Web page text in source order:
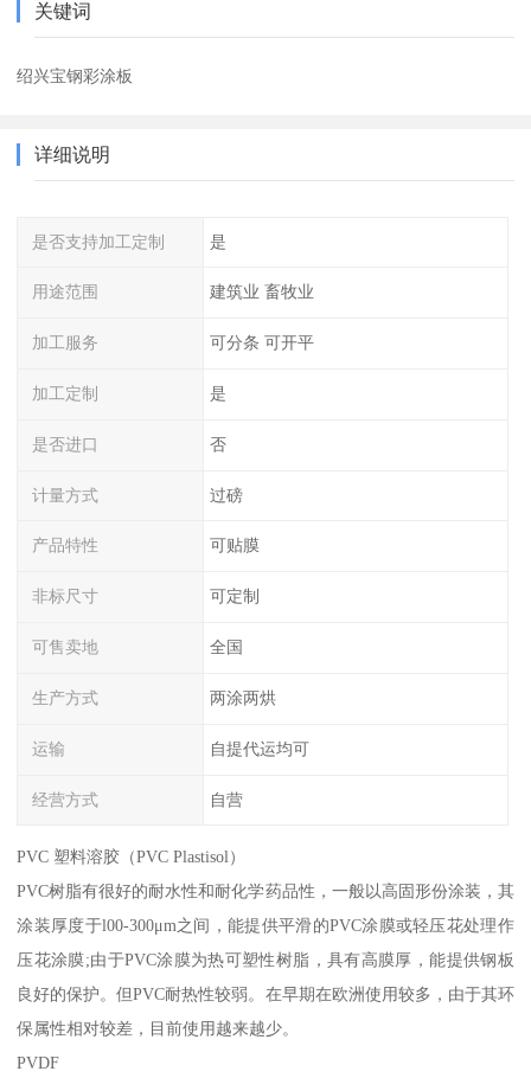
关键词
绍兴宝钢彩涂板
详细说明
是否支持加工定制 是
用途范围 建筑业 畜牧业
加工服务 可分条 可开平
加工定制 是
是否进口 否
计量方式 过磅
产品特性 可贴膜
非标尺寸 可定制
可售卖地 全国
生产方式 两涂两烘
运输 自提代运均可
经营方式 自营
PVC 塑料溶胶（PVC Plastisol）
PVC树脂有很好的耐水性和耐化学药品性，一般以高固形份涂装，其
涂装厚度于l00-300μm之间，能提供平滑的PVC涂膜或轻压花处理作
压花涂膜;由于PVC涂膜为热可塑性树脂，具有高膜厚，能提供钢板
良好的保护。但PVC耐热性较弱。在早期在欧洲使用较多，由于其环
保属性相对较差，目前使用越来越少。
PVDF